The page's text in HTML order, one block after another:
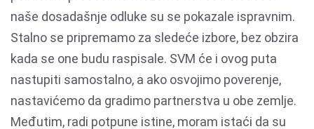
naše dosadašnje odluke su se pokazale ispravnim.
Stalno se pripremamo za sledeće izbore, bez obzira
kada se one budu raspisale. SVM će i ovog puta
nastupiti samostalno, a ako osvojimo poverenje,
nastavićemo da gradimo partnerstva u obe zemlje.
Međutim, radi potpune istine, moram istaći da su